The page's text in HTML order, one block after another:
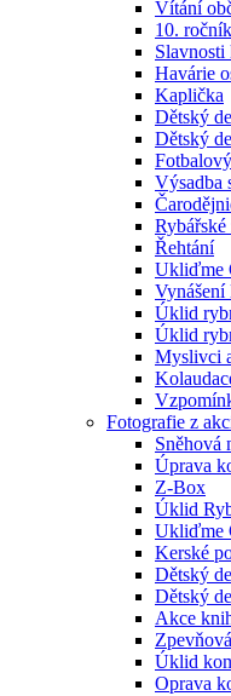
Vítání
10.
Slavnosti
Havárie
Kaplička
Dětský
Dětský
Výsadba
Řehtání
Ukliďme
Úklid
Úklid
Myslivci
Fotografie z
Sněhová
Úprava
Z-Box
Úklid
Ukliďme
Kerské
Dětský
Dětský
Akce
Úklid
Oprava